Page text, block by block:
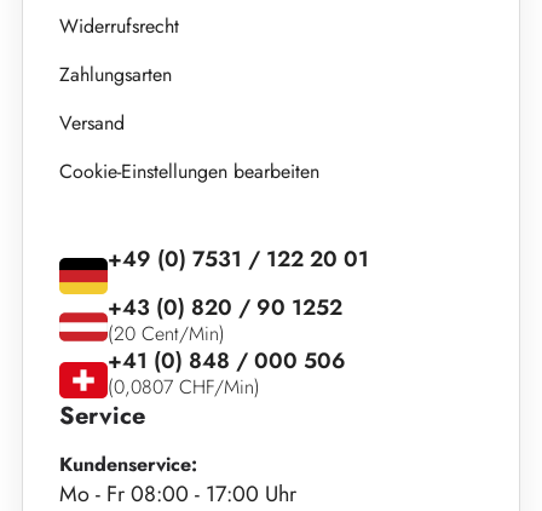
Widerrufsrecht
Zahlungsarten
Versand
Cookie-Einstellungen bearbeiten
Service
Kundenservice:
Mo - Fr 08:00 - 17:00 Uhr
+49 (0) 7531 / 122 20 01
+43 (0) 820 / 90 1252
(20 Cent/Min)
+41 (0) 848 / 000 506
(0,0807 CHF/Min)